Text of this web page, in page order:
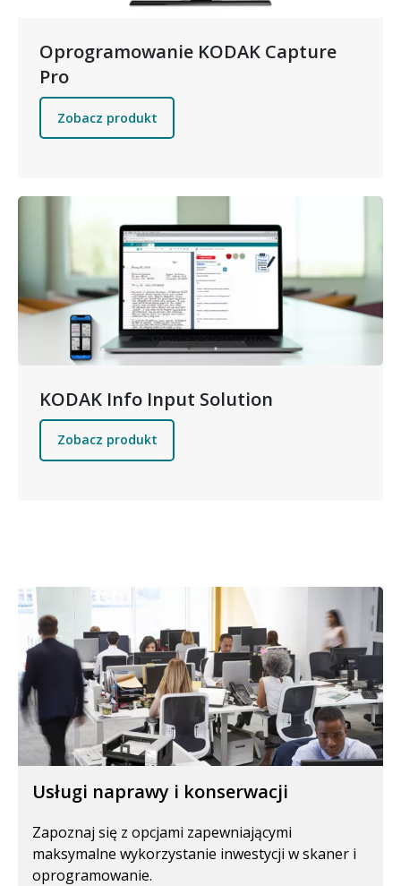
Oprogramowanie KODAK Capture
Pro
Zobacz produkt
Obraz
KODAK Info Input Solution
Zobacz produkt
Usługi naprawy i konserwacji
Zapoznaj się z opcjami zapewniającymi
maksymalne wykorzystanie inwestycji w skaner i
oprogramowanie.